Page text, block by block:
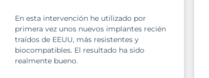
En esta intervención he utilizado por
primera vez unos nuevos implantes recién
traídos de EEUU, más resistentes y
biocompatibles. El resultado ha sido
realmente bueno.